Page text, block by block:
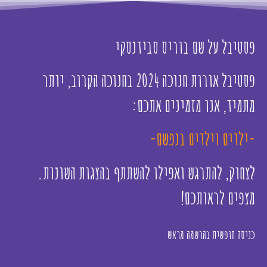
פסטיבל על שם בוריס סבידנסקי
פסטיבל אורות חנוכה 2024 בחנוכה הקרוב, יותר
מתמיד, אנו מזמינים אתכם:
-ילדים וילדים בנפשם-
לצחוק, להתרגש ואפילו להשתתף בהצגות השונות.
מצפים לראותכם!
כניסה חופשית בהרשמה מראש